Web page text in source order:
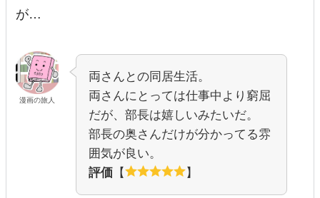
が…
漫画の旅人
両さんとの同居生活。
両さんにとっては仕事中より窮屈
だが、部長は嬉しいみたいだ。
部長の奥さんだけが分かってる雰
囲気が良い。
評価 【 】